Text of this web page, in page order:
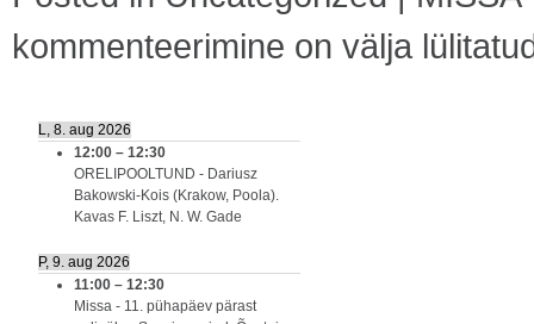
kommenteerimine on välja
L, 8. aug 2026
12:00 – 12:30
ORELIPOOLTUND - Dariusz
Bakowski-Kois (Krakow, Poola).
Kavas F. Liszt, N. W. Gade
P, 9. aug 2026
11:00 – 12:30
Missa - 11. pühapäev pärast